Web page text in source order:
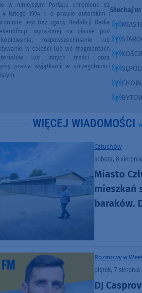
Słuchaj w:
w niniejszym Portalu chronione są
4 lutego 1994 r. o prawie autorskim i
jest bez zgody Redakcji Radia
wyrażonej na piśmie pod
rozpowszechnianie lub
w całości lub we fragmentach
lub innych treści poza
prawa wyjątkami, w szczególności
WIĘCEJ WIADOMOŚCI
Człuchów
sobota, 8
Miasto
mieszkań
baraków.
Rozmowy w
piątek, 7 sierpnia
DJ